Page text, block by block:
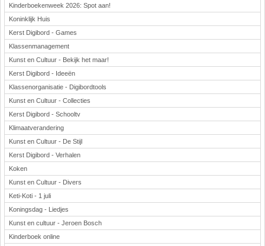
Kinderboekenweek 2026: Spot aan!
Koninklijk Huis
Kerst Digibord - Games
Klassenmanagement
Kunst en Cultuur - Bekijk het maar!
Kerst Digibord - Ideeën
Klassenorganisatie - Digibordtools
Kunst en Cultuur - Collecties
Kerst Digibord - Schooltv
Klimaatverandering
Kunst en Cultuur - De Stijl
Kerst Digibord - Verhalen
Koken
Kunst en Cultuur - Divers
Keti-Koti - 1 juli
Koningsdag - Liedjes
Kunst en cultuur - Jeroen Bosch
Kinderboek online